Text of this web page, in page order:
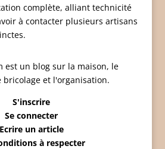
complète, alliant technicité
à contacter plusieurs artisans
est un blog sur la maison, le
bricolage et l'organisation.
S'inscrire
Se connecter
Ecrire un article
à respecter